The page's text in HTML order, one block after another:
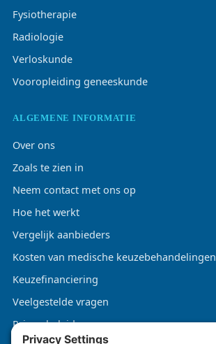
Fysiotherapie
Radiologie
Verloskunde
Vooropleiding geneeskunde
ALGEMENE INFORMATIE
Over ons
Zoals te zien in
Neem contact met ons op
Hoe het werkt
Vergelijk aanbieders
Kosten van medische keuzebehandelingen
Keuzefinanciering
Veelgestelde vragen
Privacybeleid